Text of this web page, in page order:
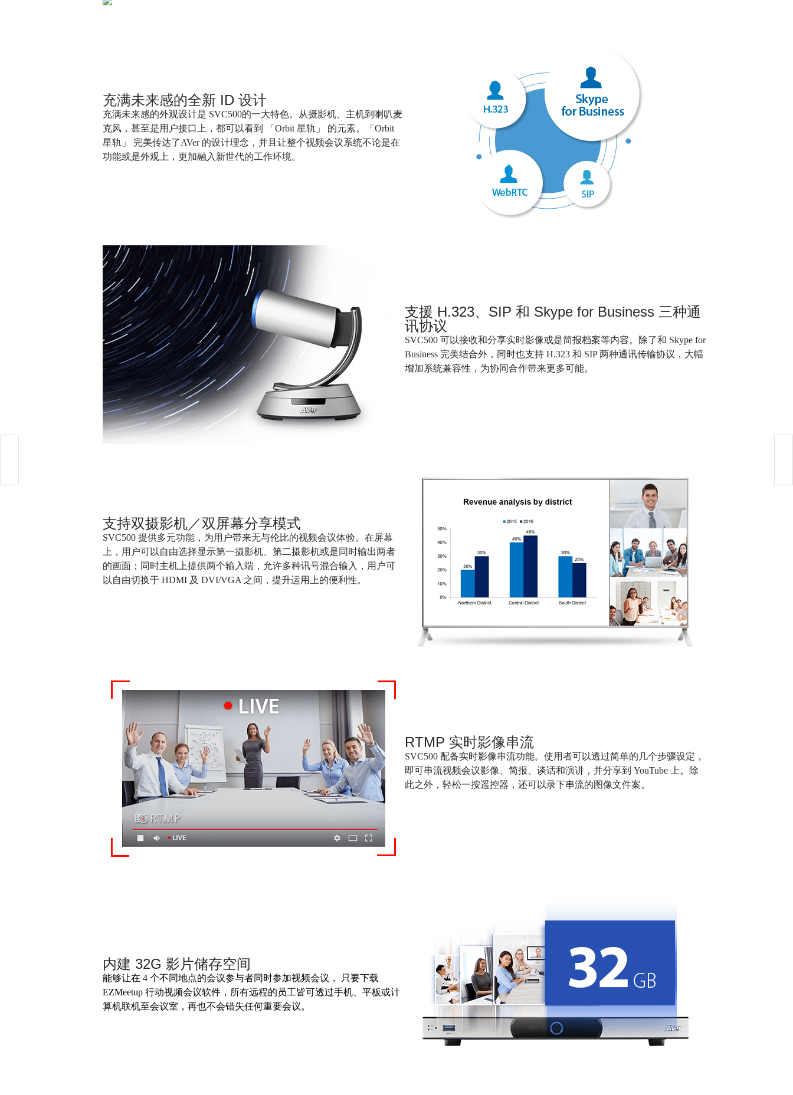
充满未来感的全新 ID 设计
充满未来感的外观设计是 SVC500的一大特色。从摄影机、主机到喇叭麦
克风，甚至是用户接口上，都可以看到
「Orbit 星轨」
的元素。「Orbit
星轨」
完美传达了AVer 的设计理念，并且让整个视频会议系统不论是在
功能或是外观上，更加融入新世代的工作环境。
支援 H.323、 SIP 和 Skype for Business 三种通
讯协议
SVC500 可以接收和分享实时影像或是简报档案等内容。除了和 Skype for
Business 完美结合外，同时也支持 H.323 和 SIP 两种通讯传输协议，大幅
增加系统兼容性，为协同合作带来更多可能。
支持双摄影机／双屏幕分享模式
SVC500 提供多元功能，为用户带来无与伦比的视频会议体验。在屏幕
上，用户可以自由选择显示第一摄影机、第二摄影机或是同时输出两者
的画面；同时主机上提供两个输入端，允许多种讯号混合输入，用户可
以自由切换于 HDMI 及 DVI/VGA 之间，提升运用上的便利性。
RTMP 实时影像串流
SVC500 配备实时影像串流功能。使用者可以透过简单的几个步骤设定，
即可串流视频会议影像、简报、谈话和演讲，并分享到 YouTube 上。除
此之外，轻松一按遥控器，还可以录下串流的图像文件案。
内建 32G 影片储存空间
能够让在 4 个不同地点的会议参与者同时参加视频会议， 只要下载
EZMeetup 行动视频会议软件，所有远程的员工皆可透过手机、平板或计
算机联机至会议室，再也不会错失任何重要会议。